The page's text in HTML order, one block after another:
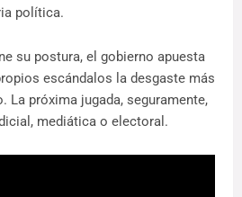
política.
su postura, el gobierno apuesta
escándalos la desgaste más
La próxima jugada, seguramente,
mediática o electoral.